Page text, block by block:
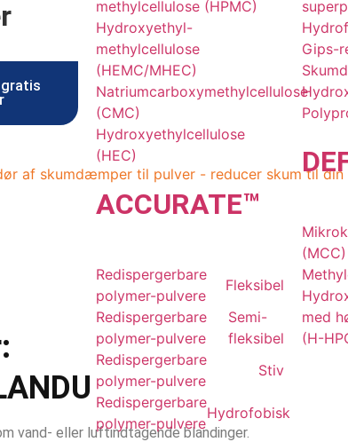
methylcellulose (HPMC)
Hydroxyethyl-
methylcellulose
(HEMC/MHEC)
Natriumcarboxymethylcellulose
(CMC)
Hydroxyethylcellulose
(HEC)
ACCURATE™
Redispergerbare
polymer-pulvere
Fleksibel
Redispergerbare
polymer-pulvere
Semi-
fleksibel
Redispergerbare
polymer-pulvere
Stiv
Redispergerbare
polymer-pulvere
Hydrofobisk
Gips-
DE
(MCC)
med
(H-
af skumdæmper til pulver - reducer skum til
vand- eller luftindtagende blandinger.